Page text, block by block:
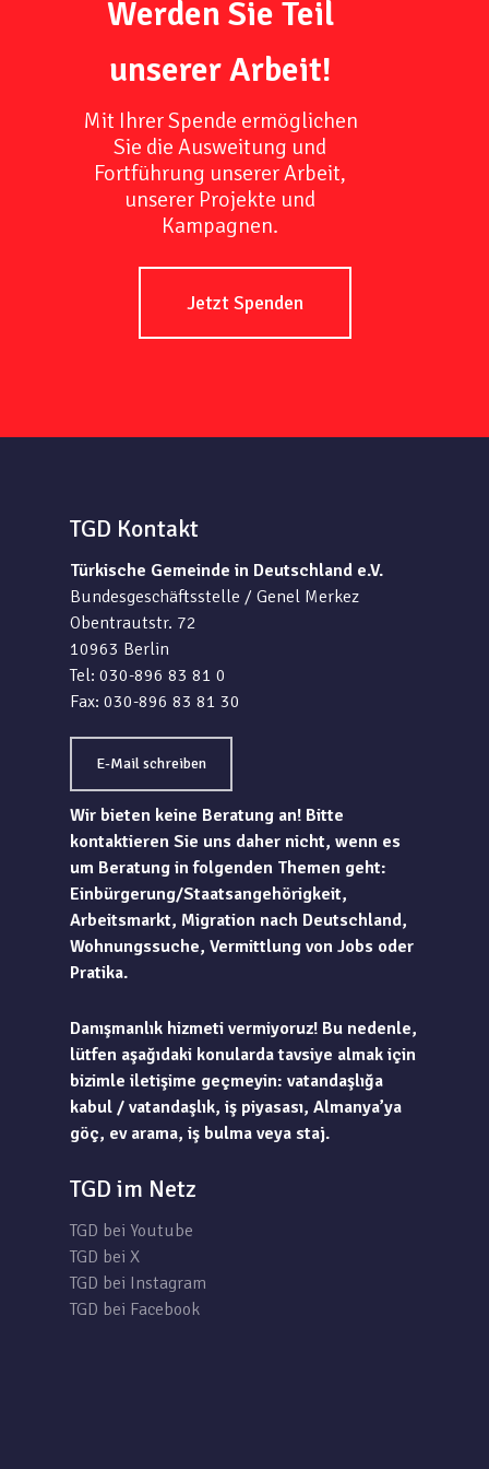
Werden Sie Teil
unserer Arbeit!
Mit Ihrer Spende ermöglichen
Sie die Ausweitung und
Fortführung unserer Arbeit,
unserer Projekte und
Kampagnen.
Jetzt Spenden
TGD Kontakt
Türkische Gemeinde in Deutschland e.V.
Bundesgeschäftsstelle / Genel Merkez
Obentrautstr. 72
10963 Berlin
Tel: 030-896 83 81 0
Fax: 030-896 83 81 30
E-Mail schreiben
Wir bieten keine Beratung an! Bitte
kontaktieren Sie uns daher nicht, wenn es
um Beratung in folgenden Themen geht:
Einbürgerung/Staatsangehörigkeit,
Arbeitsmarkt, Migration nach Deutschland,
Wohnungssuche, Vermittlung von Jobs oder
Pratika.
Danışmanlık hizmeti vermiyoruz! Bu nedenle,
lütfen aşağıdaki konularda tavsiye almak için
bizimle iletişime geçmeyin: vatandaşlığa
kabul / vatandaşlık, iş piyasası, Almanya’ya
göç, ev arama, iş bulma veya staj.
TGD im Netz
TGD bei Youtube
TGD bei X
TGD bei Instagram
TGD bei Facebook